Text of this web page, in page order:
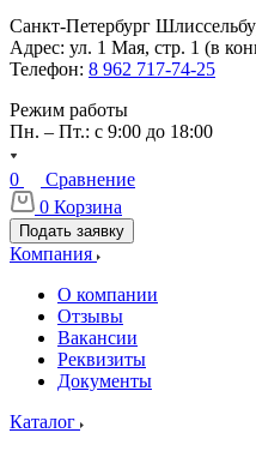
Санкт-Петербург
Адрес: ул. 1 Мая, стр. 1 (в
Телефон: 8 962 717-74-25
Режим работы
Пн. – Пт.: с 9:00 до 18:00
0
Сравнение
0 Корзина
Подать заявку
Компания
О компании
Отзывы
Вакансии
Реквизиты
Документы
Каталог